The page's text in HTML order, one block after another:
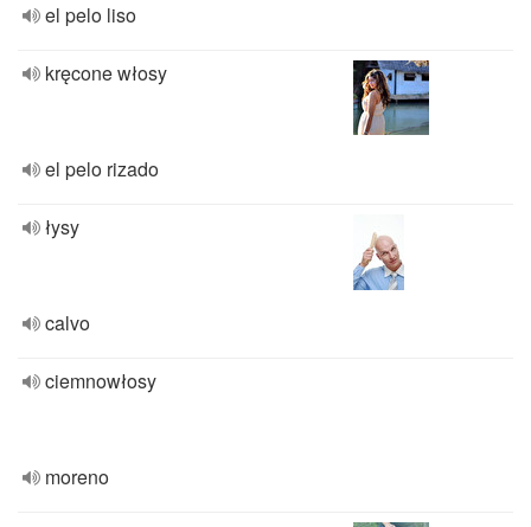
el pelo liso
kręcone włosy
el pelo rizado
łysy
calvo
ciemnowłosy
moreno